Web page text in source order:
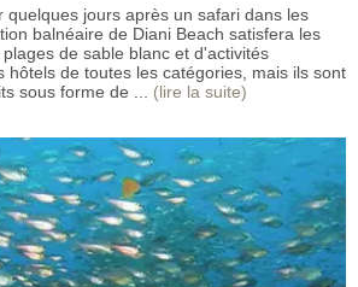
quelques jours après un safari dans les
balnéaire de Diani Beach satisfera les
de sable blanc et d'activités
hôtels de toutes les catégories, mais ils sont
sous forme de ... (lire la suite)